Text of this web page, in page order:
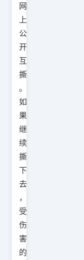
网
上
公
开
互
撕
。
如
果
继
续
撕
下
去
，
受
伤
害
的